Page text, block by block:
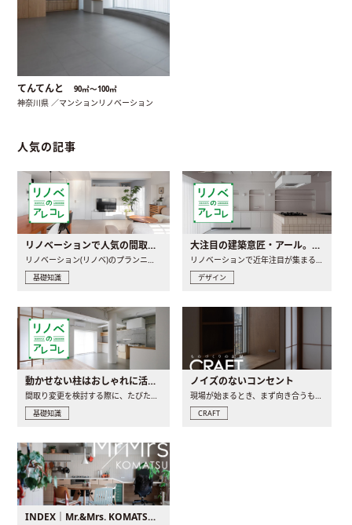
てんてんと 90㎡〜100㎡
神奈川県 ／マンションリノベーション
人気の記事
リノベーションで人気の間取りとは？トレンドの間取りと実例を徹底解説
リノベーション(リノベ)のプランニングで一番最初に決めるのは..
基礎知識
大注目の建築意匠・アール。人気の理由と空間に取り入れるポイント
リノベーションで近年注目が集まる建築意匠の一つであるアール..
デザイン
動かせない柱はおしゃれに活用！柱を魅せるリノベーション(リノベ)4選
間取り変更を検討する際に、たびたび皆さんの頭を悩ませる動か..
基礎知識
ノイズのないコンセント
現場が始まるとき、まず向き合うものの一つがコンセントです..
CRAFT
INDEX｜Mr.&Mrs. KOMATSU renovation diary